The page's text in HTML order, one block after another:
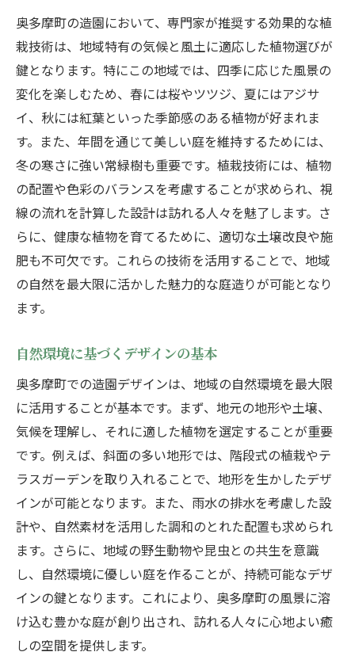
奥多摩町の造園において、専門家が推奨する効果的な植
栽技術は、地域特有の気候と風土に適応した植物選びが
鍵となります。特にこの地域では、四季に応じた風景の
変化を楽しむため、春には桜やツツジ、夏にはアジサ
イ、秋には紅葉といった季節感のある植物が好まれま
す。また、年間を通じて美しい庭を維持するためには、
冬の寒さに強い常緑樹も重要です。植栽技術には、植物
の配置や色彩のバランスを考慮することが求められ、視
線の流れを計算した設計は訪れる人々を魅了します。さ
らに、健康な植物を育てるために、適切な土壌改良や施
肥も不可欠です。これらの技術を活用することで、地域
の自然を最大限に活かした魅力的な庭造りが可能となり
ます。
自然環境に基づくデザインの基本
奥多摩町での造園デザインは、地域の自然環境を最大限
に活用することが基本です。まず、地元の地形や土壌、
気候を理解し、それに適した植物を選定することが重要
です。例えば、斜面の多い地形では、階段式の植栽やテ
ラスガーデンを取り入れることで、地形を生かしたデザ
インが可能となります。また、雨水の排水を考慮した設
計や、自然素材を活用した調和のとれた配置も求められ
ます。さらに、地域の野生動物や昆虫との共生を意識
し、自然環境に優しい庭を作ることが、持続可能なデザ
インの鍵となります。これにより、奥多摩町の風景に溶
け込む豊かな庭が創り出され、訪れる人々に心地よい癒
しの空間を提供します。